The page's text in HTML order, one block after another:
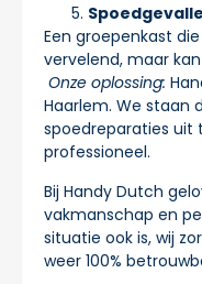
Een groepenkast
vervelend, maar
Onze oplossing:
Haarlem. We staan
spoedreparaties uit
professioneel.
Bij Handy Dutch
vakmanschap en
situatie ook is, wij
weer 100%